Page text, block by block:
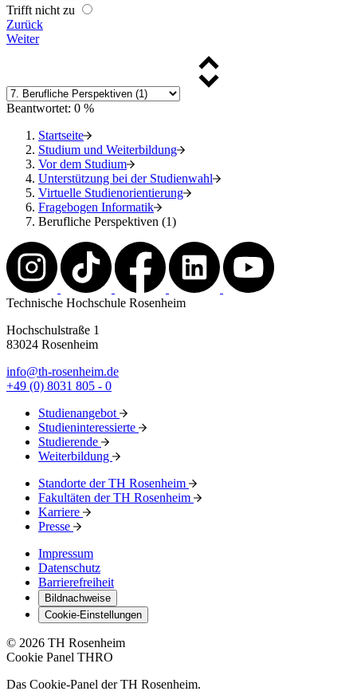
Trifft nicht zu
Zurück
Weiter
Beantwortet: 0 %
Startseite
Studium und Weiterbildung
Vor dem Studium
Unterstützung bei der Studienwahl
Virtuelle Studienorientierung
Fragebogen Informatik
Berufliche Perspektiven (1)
Technische Hochschule Rosenheim
Hochschulstraße 1
83024 Rosenheim
info@th-rosenheim.de
+49 (0) 8031 805 - 0
Studienangebot
Studieninteressierte
Studierende
Weiterbildung
Standorte der TH Rosenheim
Fakultäten der TH Rosenheim
Karriere
Presse
Impressum
Datenschutz
Barrierefreiheit
Bildnachweise
Cookie-Einstellungen
© 2026 TH Rosenheim
Cookie Panel THRO
Das Cookie-Panel der TH Rosenheim.